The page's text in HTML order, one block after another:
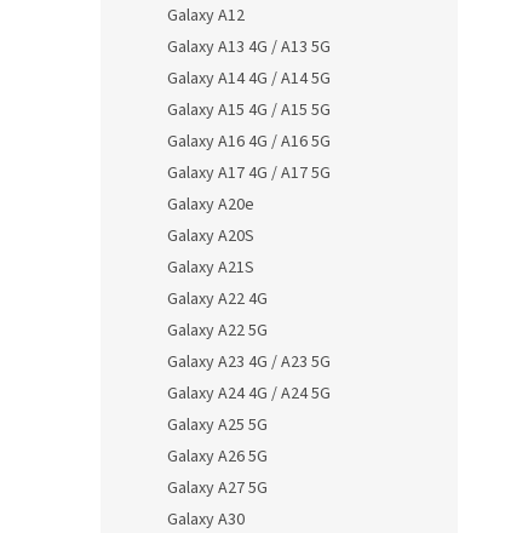
Galaxy A12
Galaxy A13 4G / A13 5G
Galaxy A14 4G / A14 5G
Galaxy A15 4G / A15 5G
Galaxy A16 4G / A16 5G
Galaxy A17 4G / A17 5G
Galaxy A20e
Galaxy A20S
Galaxy A21S
Galaxy A22 4G
Galaxy A22 5G
Galaxy A23 4G / A23 5G
Galaxy A24 4G / A24 5G
Galaxy A25 5G
Galaxy A26 5G
Galaxy A27 5G
Galaxy A30